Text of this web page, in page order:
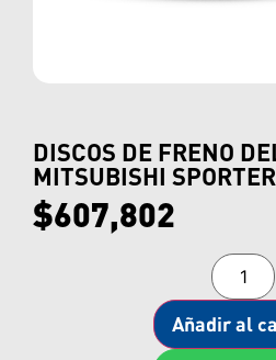
DISCOS DE FRENO
MITSUBISHI
$607,802
Añadir al